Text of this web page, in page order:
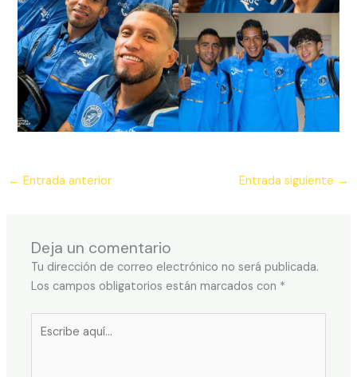
← Entrada anterior Entrada siguiente →
Deja un comentario
Tu dirección de correo electrónico no será publicada.
Los campos obligatorios están marcados con *